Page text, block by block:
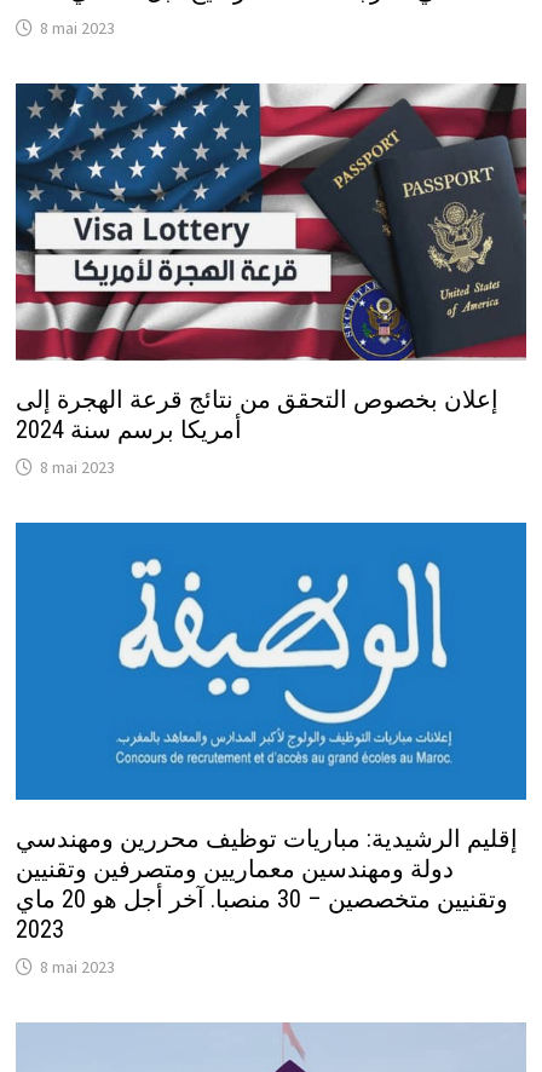
8 mai 2023
إعلان بخصوص التحقق من نتائج قرعة الهجرة إلى
أمريكا برسم سنة 2024
8 mai 2023
إقليم الرشيدية: مباريات توظيف محررين ومهندسي
دولة ومهندسين معماريين ومتصرفين وتقنيين
وتقنيين متخصصين – 30 منصبا. آخر أجل هو 20 ماي
2023
8 mai 2023